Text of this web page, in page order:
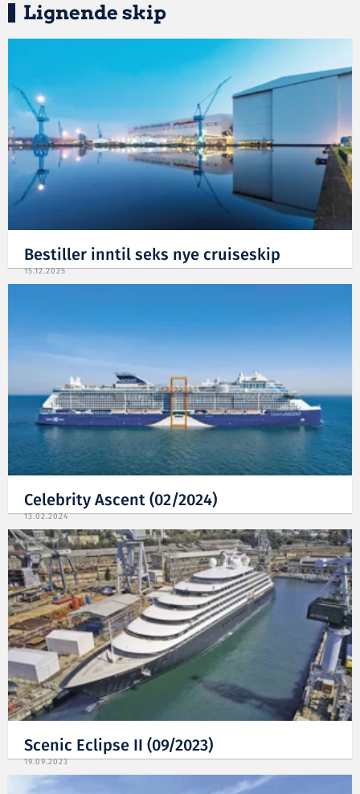
Lignende skip
Bestiller inntil seks nye cruiseskip
15.12.2025
Celebrity Ascent (02/2024)
13.02.2024
Scenic Eclipse II (09/2023)
19.09.2023